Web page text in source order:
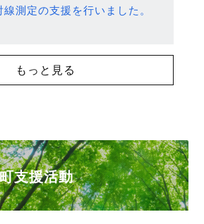
測定の支援を行いました。
もっと見る
支援活動